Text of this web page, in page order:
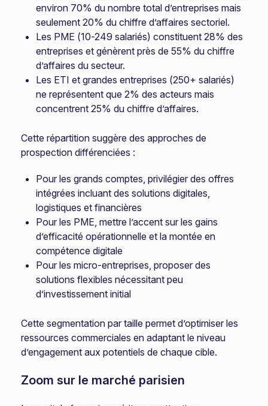
environ 70% du nombre total d’entreprises mais
seulement 20% du chiffre d’affaires sectoriel.
Les PME (10-249 salariés) constituent 28% des
entreprises et génèrent près de 55% du chiffre
d’affaires du secteur.
Les ETI et grandes entreprises (250+ salariés)
ne représentent que 2% des acteurs mais
concentrent 25% du chiffre d’affaires.
Cette répartition suggère des approches de
prospection différenciées :
Pour les grands comptes, privilégier des offres
intégrées incluant des solutions digitales,
logistiques et financières
Pour les PME, mettre l’accent sur les gains
d’efficacité opérationnelle et la montée en
compétence digitale
Pour les micro-entreprises, proposer des
solutions flexibles nécessitant peu
d’investissement initial
Cette segmentation par taille permet d’optimiser les
ressources commerciales en adaptant le niveau
d’engagement aux potentiels de chaque cible.
Zoom sur le marché parisien